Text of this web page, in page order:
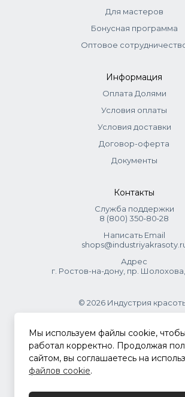
Для мастеров
Бонусная программа
Оптовое
Информация
Оплата Долями
Условия оплаты
Условия доставки
Договор-оферта
Документы
Контакты
Служба поддержки
8 (800) 350‑80‑28
Написать Email
Адрес
г. Ростов-на-дону, пр. Шолохова,
© 2026 Индустрия
.
Политика
Мы используем файлы cookie,
работал корректно. Продолжая
сайтом, вы соглашаетесь на
файлов cookie.